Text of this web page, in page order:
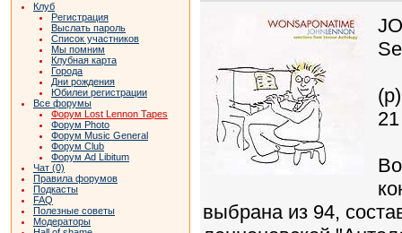
Клуб
Регистрация
Выслать пароль
Список участников
Мы помним
Клубная карта
Города
Дни рождения
Юбилеи регистрации
Все форумы
Форум Lost Lennon Tapes
Форум Photo
Форум Music General
Форум Club
Форум Ad Libitum
Чат (0)
Правила форумов
Подкасты
FAQ
Полезные советы
Модераторы
выбрана из 94,